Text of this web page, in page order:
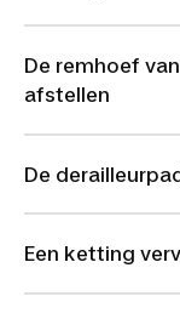
De remhoef
afstellen
De
Een ketting